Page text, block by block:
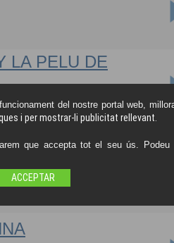
LA PELU DE
del nostre portal web,
i per mostrar-li publicitat rellevant.
que accepta tot el seu ús.
ACCEPTAR